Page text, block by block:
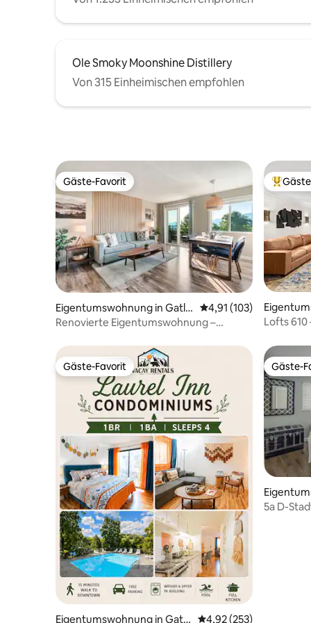
Ole Smoky Moonshine Distillery
Von 315 Einheimischen empfohlen
Gäste-Favorit
Gäste-Favorit
Eigentumswohnung in Gatlin
burg
Durchschnittliche
4,91 (103)
Renovierte Eigentumswohnung –
burg
Lofts
Gäste-Favorit
Gäste-Favorit
Eigentumswohnung in Gatli Durchschnittliche
4,92 (253)
Gäste-
Gäste-
nburg
5a D-